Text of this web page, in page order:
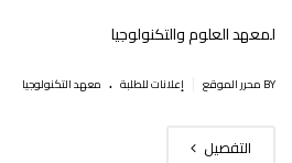
لمعهد العلوم والتكنولوجيا
BY محرر الموقع إعلانات للطلبة . معهد التكنولوجيا
التفصيل